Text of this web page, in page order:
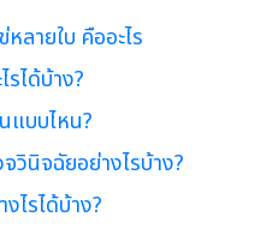
หลายใบ คืออะไร
รได้บ้าง?
แบบไหน?
วินิจฉัยอย่างไรบ้าง?
ไรได้บ้าง?